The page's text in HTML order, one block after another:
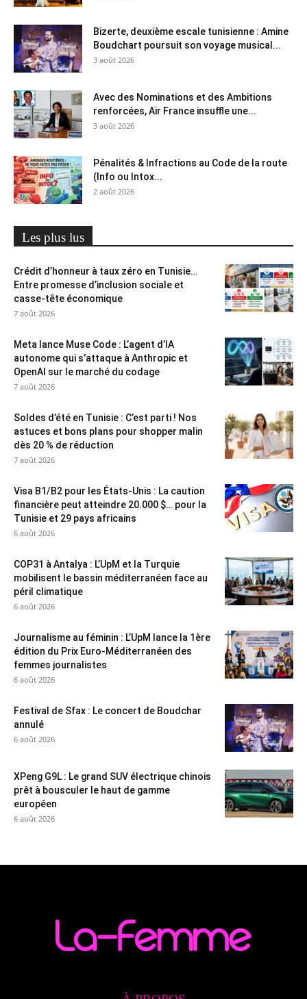
Bizerte, deuxième escale tunisienne : Amine
Boudchart poursuit son voyage musical...
3 août 2026
Avec des Nominations et des Ambitions
renforcées, Air France insuffle une...
3 août 2026
Pénalités & Infractions au Code de la route
(Info ou Intox...
2 août 2026
Les plus lus
Crédit d’honneur à taux zéro en Tunisie…
Entre promesse d’inclusion sociale et
casse-tête économique
7 août 2026
Meta lance Muse Code : L’agent d’IA
autonome qui s’attaque à Anthropic et
OpenAI sur le marché du codage
7 août 2026
Soldes d’été en Tunisie : C’est parti ! Nos
astuces et bons plans pour shopper malin
dès 20 % de réduction
7 août 2026
Visa B1/B2 pour les États-Unis : La caution
financière peut atteindre 20.000 $… pour la
Tunisie et 29 pays africains
6 août 2026
COP31 à Antalya : L’UpM et la Turquie
mobilisent le bassin méditerranéen face au
péril climatique
6 août 2026
Journalisme au féminin : L’UpM lance la 1ère
édition du Prix Euro-Méditerranéen des
femmes journalistes
6 août 2026
Festival de Sfax : Le concert de Boudchar
annulé
6 août 2026
XPeng G9L : Le grand SUV électrique chinois
prêt à bousculer le haut de gamme
européen
6 août 2026